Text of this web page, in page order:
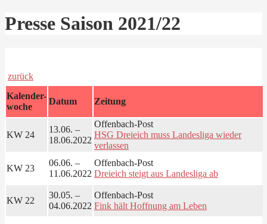
Presse Saison 2021/22
zurück
Kalender-
woche
Datum Zeitung
KW 24
13.06. –
18.06.2022
Offenbach-Post
HSG Dreieich muss Landesliga wieder
verlassen
KW 23
06.06. –
11.06.2022
Offenbach-Post
Dreieich steigt aus Landesliga ab
KW 22
30.05. –
04.06.2022
Offenbach-Post
Fink hält Hoffnung am Leben